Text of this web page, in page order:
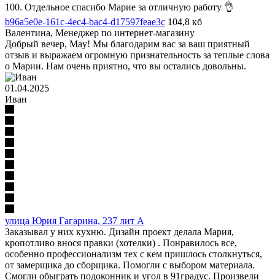
100. Отдельное спасибо Марие за отличную работу 👌
b96a5e0e-161c-4ec4-bac4-d17597feae3c 104,8 кб
Валентина, Менеджер по интернет-магазину
Добрый вечер, May! Мы благодарим вас за ваш приятный
отзыв и выражаем огромную признательность за теплые слова
о Марии. Нам очень приятно, что вы остались довольны.
01.04.2025
Иван
улица Юрия Гагарина, 237 лит А
Заказывал у них кухню. Дизайн проект делала Мария,
кропотливо внося правки (хотелки) . Понравилось все,
особенно профессионализм тех с кем пришлось столкнуться,
от замерщика до сборщика. Помогли с выбором материала.
Смогли обыграть подоконник и угол в 91градус. Произвели